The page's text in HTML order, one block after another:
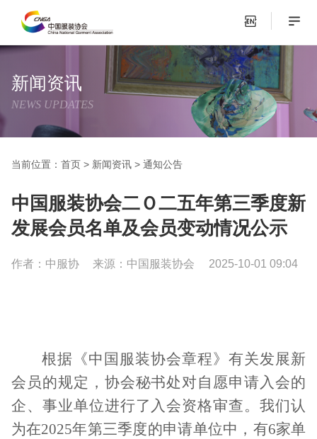
新闻资讯
NEWS UPDATES
当前位置： 首页> 新闻资讯> 通知公告
中国服装协会二Ｏ二五年第三季度新
发展会员名单及会员变动情况公示
作者：中服协 来源：中国服装协会 2025-10-01 09:04
根据《中国服装协会章程》有关发展新
会员的规定，协会秘书处对自愿申请入会的
企、事业单位进行了入会资格审查。我们认
为在2025年第三季度的申请单位中，有6家单